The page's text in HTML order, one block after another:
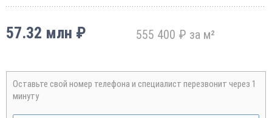
57.32 млн ₽ 555 400 ₽ за м²
Оставьте свой номер телефона и специалист перезвонит через 1
минуту